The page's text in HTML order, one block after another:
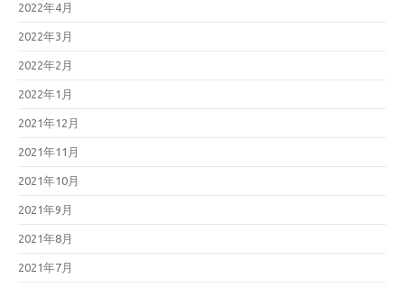
2022年4月
2022年3月
2022年2月
2022年1月
2021年12月
2021年11月
2021年10月
2021年9月
2021年8月
2021年7月